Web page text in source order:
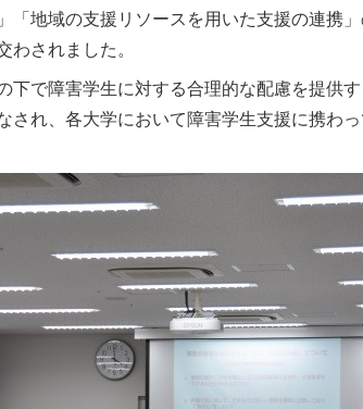
「地域の支援リソースを用いた支援の連携
されました。
下で障害学生に対する合理的な配慮を提供
され、各大学において障害学生支援に携わ